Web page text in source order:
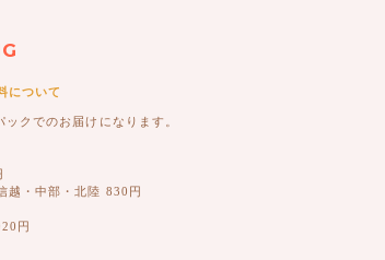
について
クでのお届けになります。
越・中部・北陸 830円
円